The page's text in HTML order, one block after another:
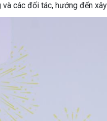
và các đối tác, hướng đến